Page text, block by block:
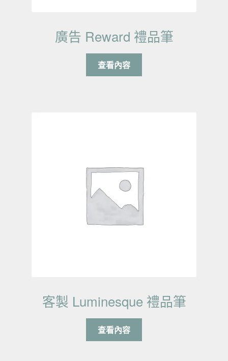
廣告 Reward 禮品筆
查看內容
客製 Luminesque 禮品筆
查看內容